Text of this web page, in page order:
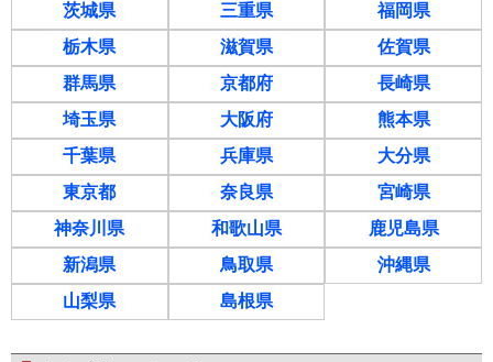
茨城県
栃木県
群馬県
埼玉県
千葉県
東京都
神奈川県
新潟県
山梨県
三重県
滋賀県
京都府
大阪府
兵庫県
奈良県
和歌山県
鳥取県
島根県
福岡県
佐賀県
長崎県
熊本県
大分県
宮崎県
鹿児島県
沖縄県